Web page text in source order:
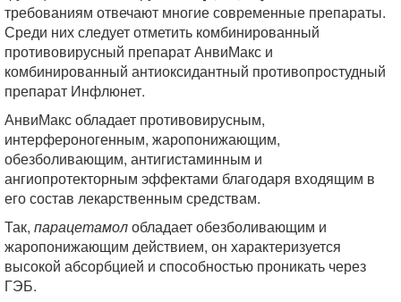
требованиям отвечают многие современные препараты.
Среди них следует отметить комбинированный
противовирусный препарат АнвиМакс и
комбинированный антиоксидантный противопростудный
препарат Инфлюнет.
АнвиМакс обладает противовирусным,
интерфероногенным, жаропонижающим,
обезболивающим, антигистаминным и
ангиопротекторным эффектами благодаря входящим в
его состав лекарственным средствам.
Так, парацетамолобладает обезболивающим и
жаропонижающим действием, он характеризуется
высокой абсорбцией и способностью проникать через
ГЭБ.